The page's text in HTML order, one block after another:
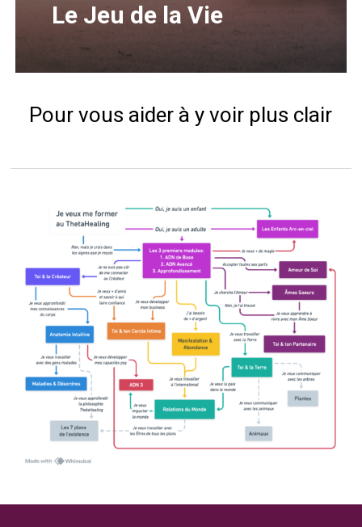
Le Jeu de la Vie
Pour vous aider à y voir plus clair